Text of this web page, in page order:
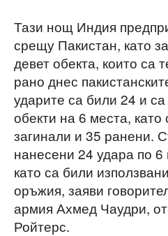
Тази нощ Индия
срещу Пакистан, като
девет обекта, които са
рано днес
ударите са били 24 и
обекти на 6 места,
загинали и 35 ранени.
нанесени 24 удара по
като са били
оръжия, заяви
армия Ахмед Чаудри,
Ройтерс.